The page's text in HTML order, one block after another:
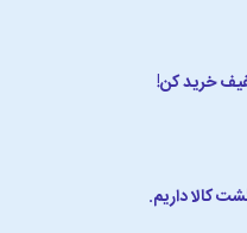
خرید کن!
کالا داریم.